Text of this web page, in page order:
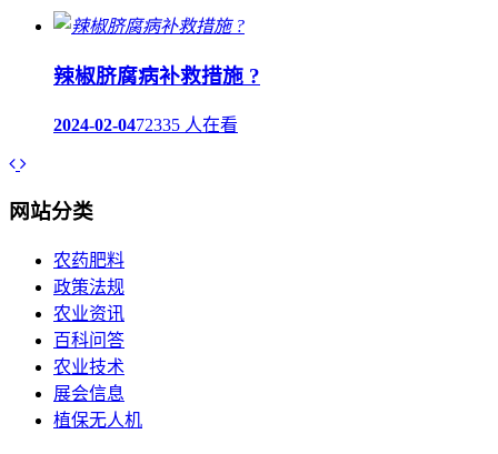
辣椒脐腐病补救措施 ?
2024-02-0472335 人在看
网站分类
农药肥料
政策法规
农业资讯
百科问答
农业技术
展会信息
植保无人机